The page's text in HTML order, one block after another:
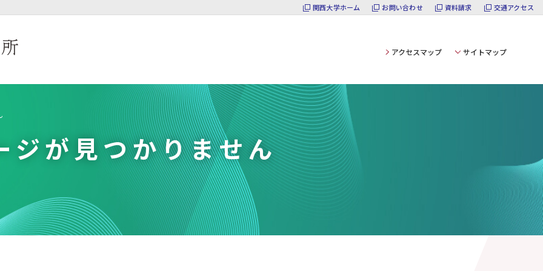
関西大学ホーム お問い合わせ 資料請求 交通アクセス
アクセスマップ サイトマップ
ジが見つかりません